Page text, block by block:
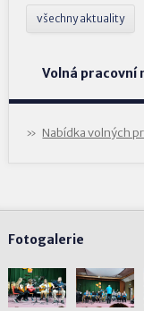
všechny aktuality
Volná pracovní
Nabídka volných
Fotogalerie